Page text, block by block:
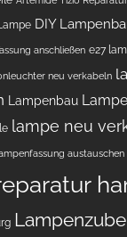
DIY
anschließen e27
neu verkabeln
Lampenbau
lampe neu
austauschen